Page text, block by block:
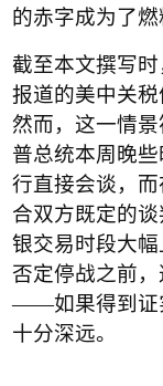
的赤字成为了燃
截至本文撰写
报道的美中关税
然而，这一情
普总统本周晚
行直接会谈，
合双方既定的
银交易时段大
否定停战之前
——如果得到
十分深远。